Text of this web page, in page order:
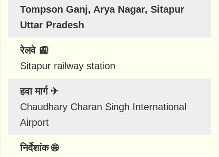
Tompson Ganj, Arya Nagar, Sitapur
Uttar Pradesh
रेलवे 🚉
Sitapur railway station
हवा मार्ग ✈
Chaudhary Charan Singh International
Airport
निर्देशांक 🌐